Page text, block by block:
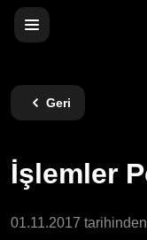
Geri
İşlemler
01.11.2017